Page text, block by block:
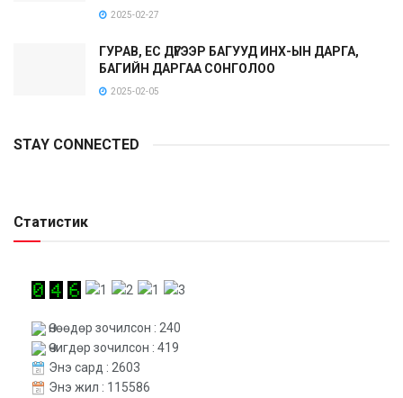
2025-02-27
ГУРАВ, ЕС ДҮГЭЭР БАГУУД ИНХ-ЫН ДАРГА,
БАГИЙН ДАРГАА СОНГОЛОО
2025-02-05
STAY CONNECTED
Статистик
Өнөөдөр зочилсон : 240
Өчигдөр зочилсон : 419
Энэ сард : 2603
Энэ жил : 115586